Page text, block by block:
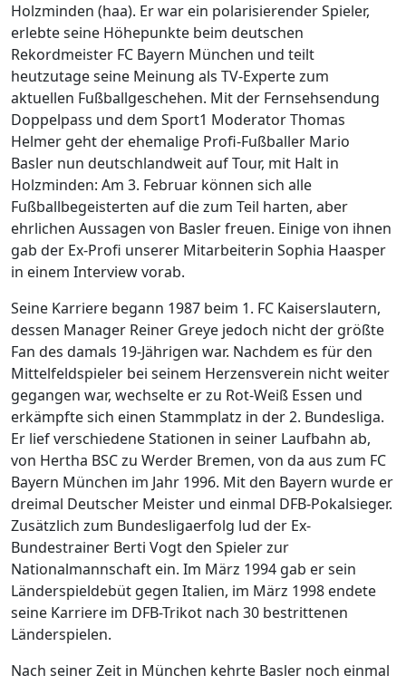
Holzminden (haa). Er war ein polarisierender Spieler,
erlebte seine Höhepunkte beim deutschen
Rekordmeister FC Bayern München und teilt
heutzutage seine Meinung als TV-Experte zum
aktuellen Fußballgeschehen. Mit der Fernsehsendung
Doppelpass und dem Sport1 Moderator Thomas
Helmer geht der ehemalige Profi-Fußballer Mario
Basler nun deutschlandweit auf Tour, mit Halt in
Holzminden: Am 3. Februar können sich alle
Fußballbegeisterten auf die zum Teil harten, aber
ehrlichen Aussagen von Basler freuen. Einige von ihnen
gab der Ex-Profi unserer Mitarbeiterin Sophia Haasper
in einem Interview vorab.
Seine Karriere begann 1987 beim 1. FC Kaiserslautern,
dessen Manager Reiner Greye jedoch nicht der größte
Fan des damals 19-Jährigen war. Nachdem es für den
Mittelfeldspieler bei seinem Herzensverein nicht weiter
gegangen war, wechselte er zu Rot-Weiß Essen und
erkämpfte sich einen Stammplatz in der 2. Bundesliga.
Er lief verschiedene Stationen in seiner Laufbahn ab,
von Hertha BSC zu Werder Bremen, von da aus zum FC
Bayern München im Jahr 1996. Mit den Bayern wurde er
dreimal Deutscher Meister und einmal DFB-Pokalsieger.
Zusätzlich zum Bundesligaerfolg lud der Ex-
Bundestrainer Berti Vogt den Spieler zur
Nationalmannschaft ein. Im März 1994 gab er sein
Länderspieldebüt gegen Italien, im März 1998 endete
seine Karriere im DFB-Trikot nach 30 bestrittenen
Länderspielen.
Nach seiner Zeit in München kehrte Basler noch einmal